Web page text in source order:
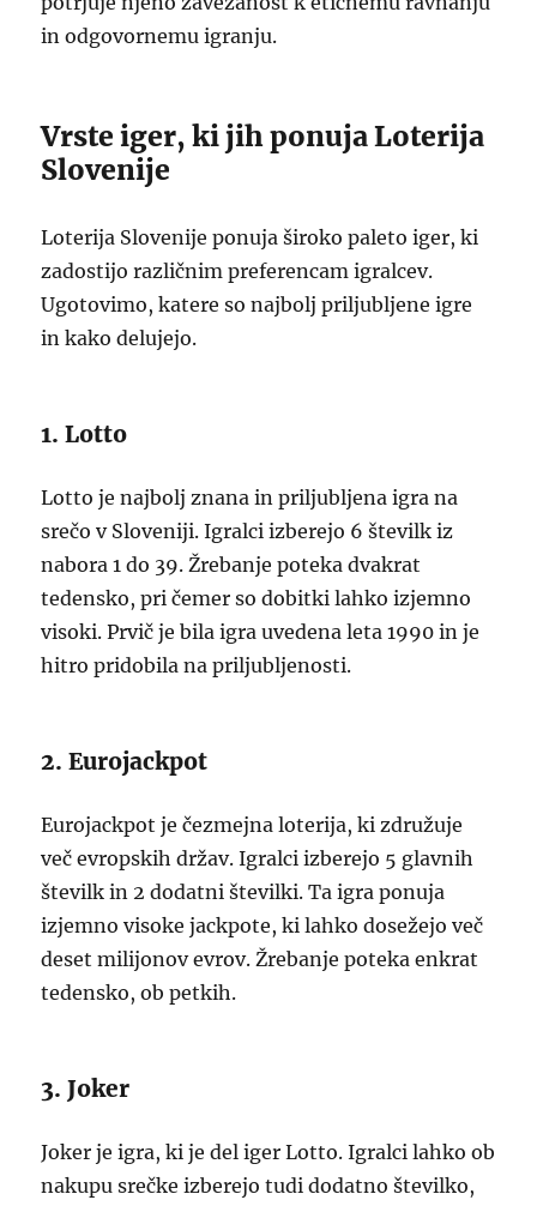
in odgovornemu igranju.
Vrste iger, ki jih ponuja Loterija
Slovenije
Loterija Slovenije ponuja široko paleto iger, ki
zadostijo različnim preferencam igralcev.
Ugotovimo, katere so najbolj priljubljene igre
in kako delujejo.
1. Lotto
Lotto je najbolj znana in priljubljena igra na
srečo v Sloveniji. Igralci izberejo 6 številk iz
nabora 1 do 39. Žrebanje poteka dvakrat
tedensko, pri čemer so dobitki lahko izjemno
visoki. Prvič je bila igra uvedena leta 1990 in je
hitro pridobila na priljubljenosti.
2. Eurojackpot
Eurojackpot je čezmejna loterija, ki združuje
več evropskih držav. Igralci izberejo 5 glavnih
številk in 2 dodatni številki. Ta igra ponuja
izjemno visoke jackpote, ki lahko dosežejo več
deset milijonov evrov. Žrebanje poteka enkrat
tedensko, ob petkih.
3. Joker
Joker je igra, ki je del iger Lotto. Igralci lahko ob
nakupu srečke izberejo tudi dodatno številko,